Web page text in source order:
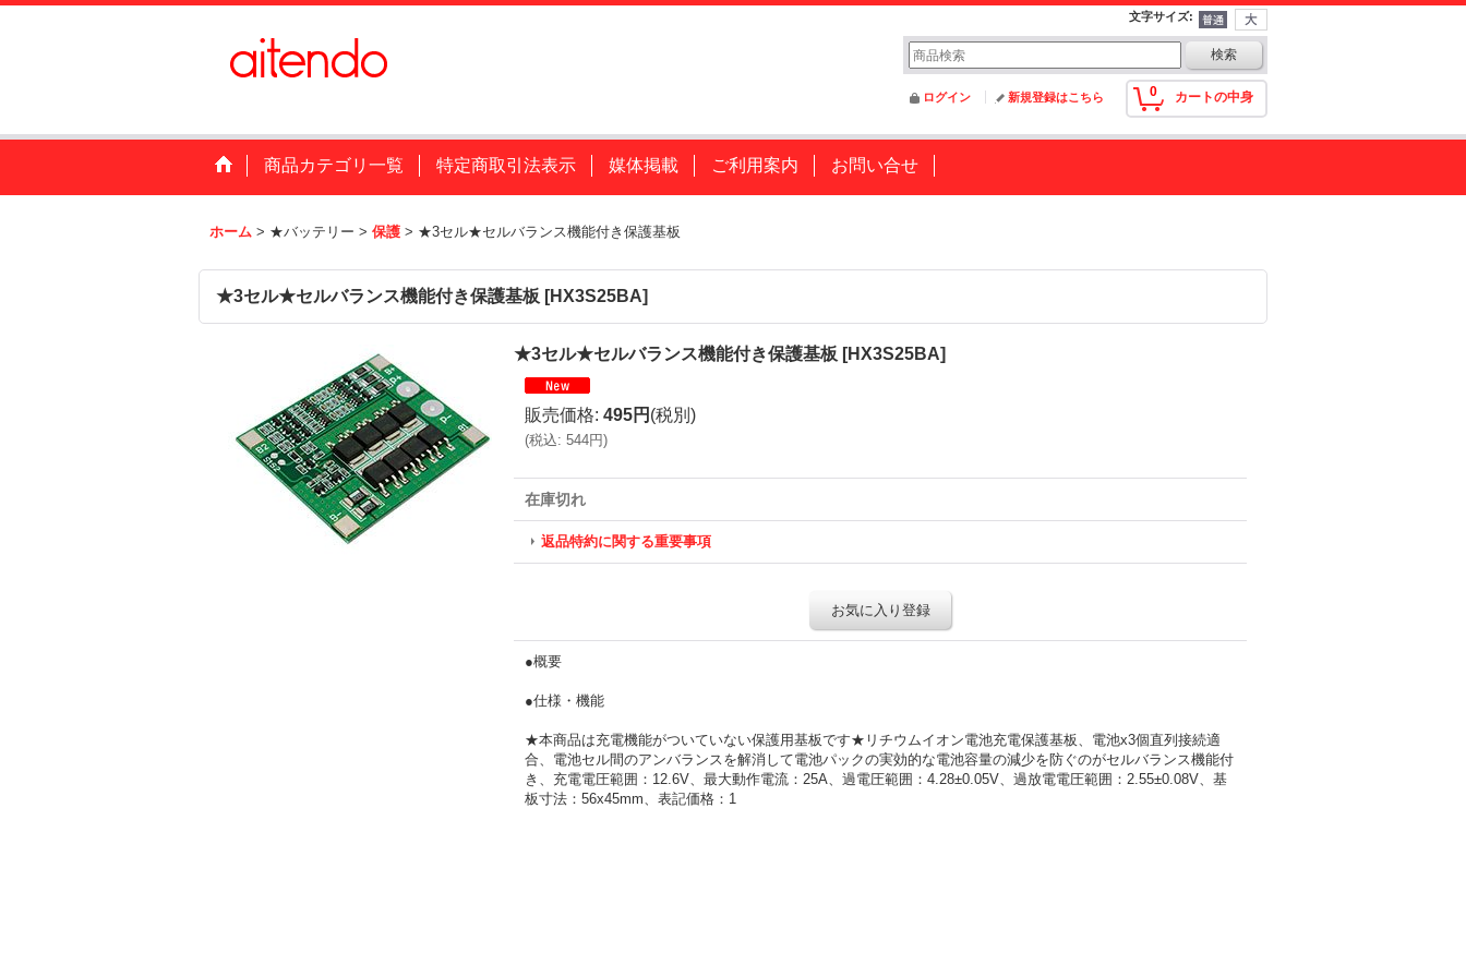
文字サイズ:
0 カートの中身
ログイン 新規登録はこちら
商品カテゴリ一覧 特定商取引法表示 媒体掲載 ご利用案内 お問い合せ
ホーム > ★バッテリー > 保護 > ★3セル★セルバランス機能付き保護基板
★3セル★セルバランス機能付き保護基板 [HX3S25BA]
★3セル★セルバランス機能付き保護基板 [HX3S25BA]
販売価格: 495円 (税別)
(税込: 544円)
在庫切れ
返品特約に関する重要事項
お気に入り登録
●概要
●仕様・機能
★本商品は充電機能がついていない保護用基板です★リチウムイオン電池充電保護基板、電池x3個直列接続適
合、電池セル間のアンバランスを解消して電池パックの実効的な電池容量の減少を防ぐのがセルバランス機能付
き、充電電圧範囲：12.6V、最大動作電流：25A、過電圧範囲：4.28±0.05V、過放電電圧範囲：2.55±0.08V、基
板寸法：56x45mm、表記価格：1